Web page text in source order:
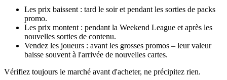
Les prix baissent : tard le soir et pendant les sorties de packs
promo.
Les prix montent : pendant la Weekend League et après les
nouvelles sorties de contenu.
Vendez les joueurs : avant les grosses promos – leur valeur
baisse souvent à l'arrivée de nouvelles cartes.
Vérifiez toujours le marché avant d'acheter, ne précipitez rien.